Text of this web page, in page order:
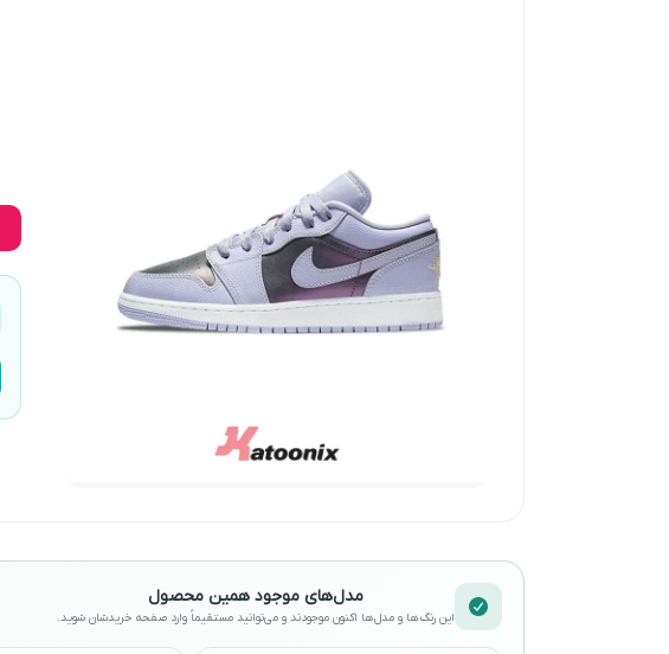
مدل‌های موجود همین محصول
این رنگ‌ها و مدل‌ها اکنون موجودند و می‌توانید مستقیماً وارد صفحه خریدشان شوید.